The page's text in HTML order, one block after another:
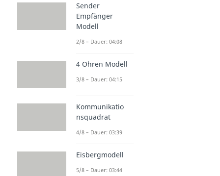
Sender
Empfänger
Modell
2/8 – Dauer: 04:08
4 Ohren Modell
3/8 – Dauer: 04:15
Kommunikatio
nsquadrat
4/8 – Dauer: 03:39
Eisbergmodell
5/8 – Dauer: 03:44